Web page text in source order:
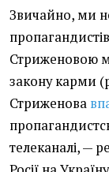
Звичайно, ми
Стриженовою
закону карми
Стриженова
телеканалі, —